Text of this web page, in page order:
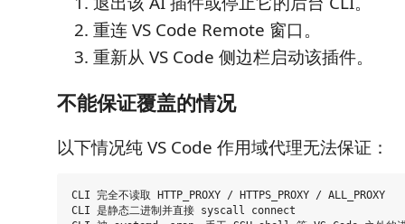
重连 VS Code Remote 窗口。
重新从 VS Code 侧边栏启动该插件。
不能保证覆盖的情况
以下情况纯 VS Code 作用域代理无法保证：
CLI 完全不读取 HTTP_PROXY / HTTPS_PROXY / ALL_PROXY
CLI 是静态二进制并直接 syscall connect